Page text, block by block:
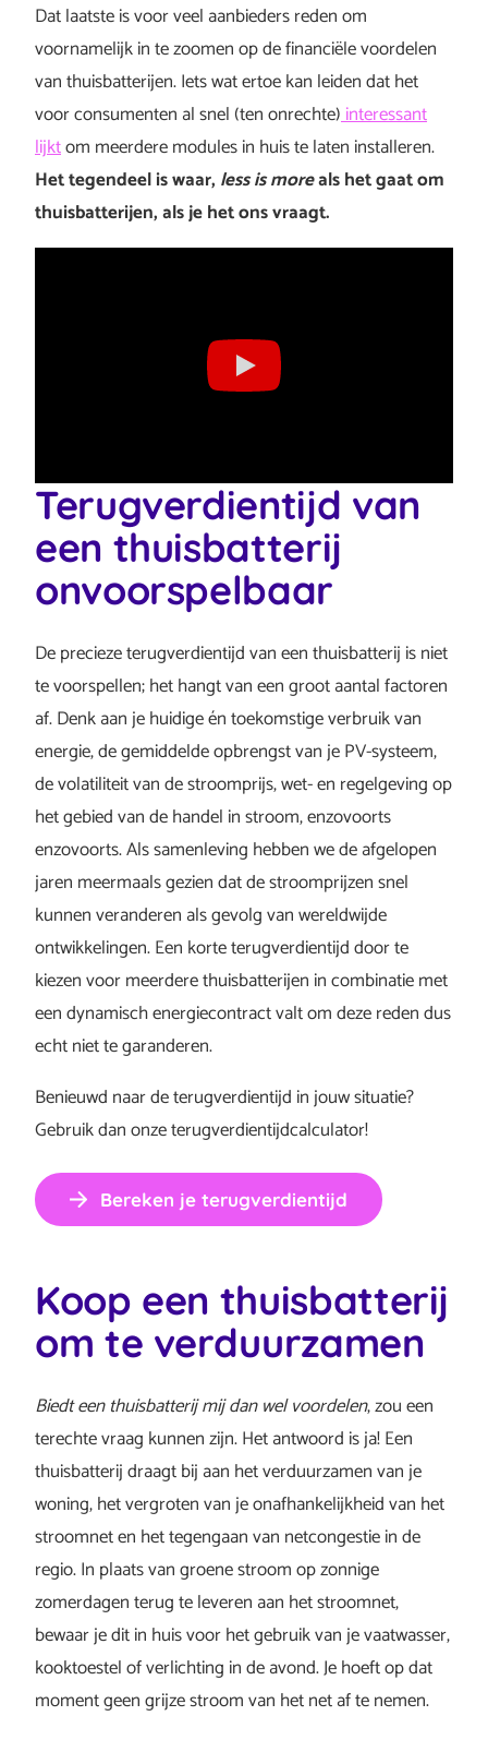
Dat laatste is voor veel aanbieders reden om
voornamelijk in te zoomen op de financiële voordelen
van thuisbatterijen. Iets wat ertoe kan leiden dat het
voor consumenten al snel (ten onrechte)interessant
lijktom meerdere modules in huis te laten installeren.
Het tegendeel is waar, less is moreals het gaat om
thuisbatterijen, als je het ons vraagt.
Terugverdientijd van
een thuisbatterij
onvoorspelbaar
De precieze terugverdientijd van een thuisbatterij is niet
te voorspellen; het hangt van een groot aantal factoren
af. Denk aan je huidige én toekomstige verbruik van
energie, de gemiddelde opbrengst van je PV-systeem,
de volatiliteit van de stroomprijs, wet- en regelgeving op
het gebied van de handel in stroom, enzovoorts
enzovoorts. Als samenleving hebben we de afgelopen
jaren meermaals gezien dat de stroomprijzen snel
kunnen veranderen als gevolg van wereldwijde
ontwikkelingen. Een korte terugverdientijd door te
kiezen voor meerdere thuisbatterijen in combinatie met
een dynamisch energiecontract valt om deze reden dus
echt niet te garanderen.
Benieuwd naar de terugverdientijd in jouw situatie?
Gebruik dan onze terugverdientijdcalculator!
Bereken je terugverdientijd
Koop een thuisbatterij
om te verduurzamen
Biedt een thuisbatterij mij dan wel voordelen, zou een
terechte vraag kunnen zijn. Het antwoord is ja! Een
thuisbatterij draagt bij aan het verduurzamen van je
woning, het vergroten van je onafhankelijkheid van het
stroomnet en het tegengaan van netcongestie in de
regio. In plaats van groene stroom op zonnige
zomerdagen terug te leveren aan het stroomnet,
bewaar je dit in huis voor het gebruik van je vaatwasser,
kooktoestel of verlichting in de avond. Je hoeft op dat
moment geen grijze stroom van het net af te nemen.